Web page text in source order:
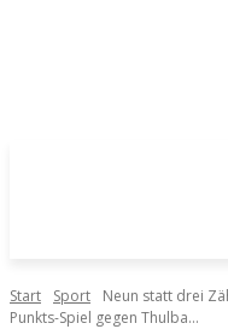
Start Sport
Neun statt drei
Punkts-Spiel gegen Thulba...